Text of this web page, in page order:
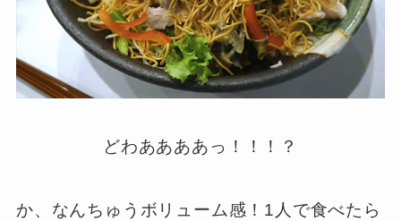
どわああああっ！！！？
か、なんちゅうボリューム感！1人で食べたら